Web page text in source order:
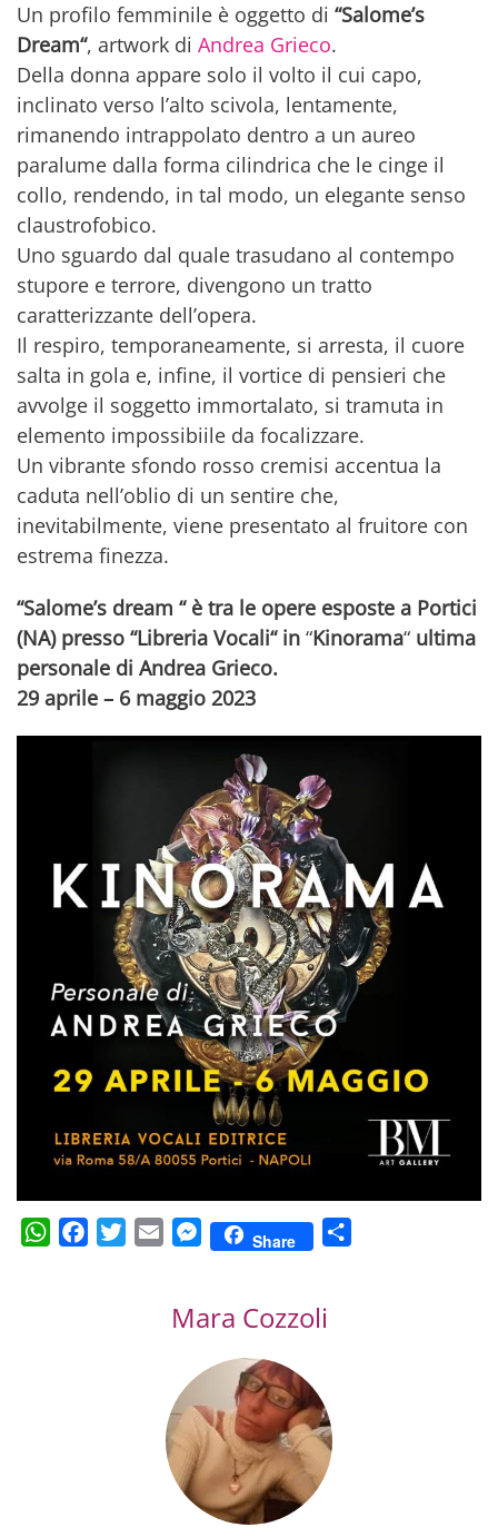
Un profilo femminile è oggetto di “Salome’s
Dream“, artwork di Andrea Grieco.
Della donna appare solo il volto il cui capo,
inclinato verso l’alto scivola, lentamente,
rimanendo intrappolato dentro a un aureo
paralume dalla forma cilindrica che le cinge il
collo, rendendo, in tal modo, un elegante senso
claustrofobico.
Uno sguardo dal quale trasudano al contempo
stupore e terrore, divengono un tratto
caratterizzante dell’opera.
Il respiro, temporaneamente, si arresta, il cuore
salta in gola e, infine, il vortice di pensieri che
avvolge il soggetto immortalato, si tramuta in
elemento impossibiile da focalizzare.
Un vibrante sfondo rosso cremisi accentua la
caduta nell’oblio di un sentire che,
inevitabilmente, viene presentato al fruitore con
estrema finezza.
“Salome’s dream “ è tra le opere esposte a Portici
(NA) presso “Libreria Vocali“ in “Kinorama“ ultima
personale di Andrea Grieco.
29 aprile – 6 maggio 2023
WhatsAppFacebookTwitterEmail Messenger
Share
Mara Cozzoli